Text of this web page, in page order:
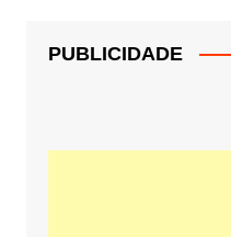
PUBLICIDADE